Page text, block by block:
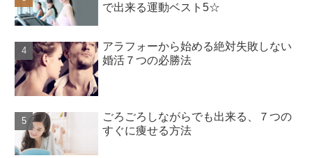
で出来る運動ベスト5☆
アラフォーから始める絶対失敗しない
婚活７つの必勝法
ごろごろしながらでも出来る、７つの
すぐに痩せる方法